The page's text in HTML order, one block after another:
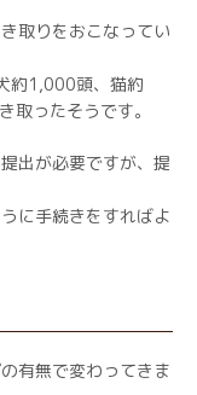
取りをおこなってい
約1,000頭、猫約
ったそうです。
出が必要ですが、提
に手続きをすればよ
有無で変わってきま